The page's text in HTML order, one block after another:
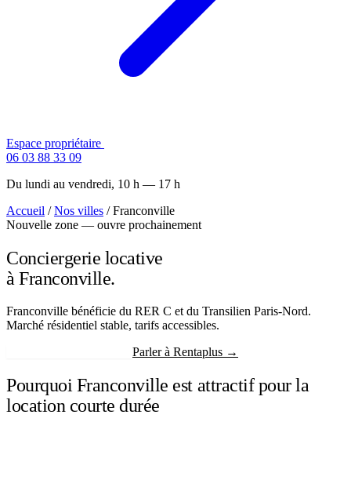
Espace propriétaire
06 03 88 33 09
Du lundi au vendredi, 10 h — 17 h
Accueil / Nos villes / Franconville
Nouvelle zone — ouvre prochainement
Conciergerie locative
à Franconville.
Franconville bénéficie du RER C et du Transilien Paris-Nord.
Marché résidentiel stable, tarifs accessibles.
Parler à Rentaplus →
Pourquoi Franconville est attractif pour la
location courte durée